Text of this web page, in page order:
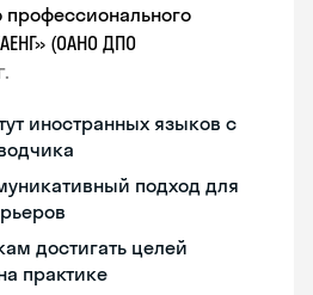
профессионального
(ОАНО ДПО
иностранных языков с
подход для
достигать целей
практике